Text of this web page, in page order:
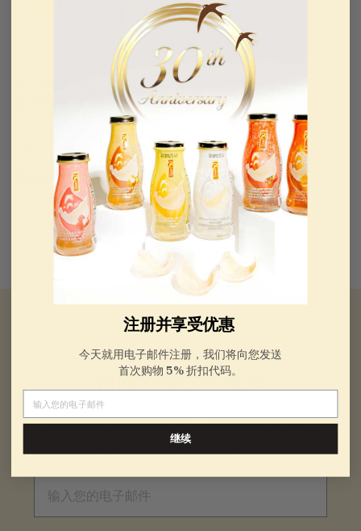
特级燕窝胶原蛋白 - 限量版 4
种口味组合（每种 240 毫升/8
.99
$
2
3
.
添加到购物车
订阅立享5%优惠
立即用您的邮箱注册，我们将为您发送
5%的首次购买优惠码。
电子邮件
注册并享受优惠
今天就用电子邮件注册，我们将向您发送
首次购物 5% 折扣代码。
电子邮件
继续